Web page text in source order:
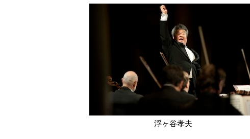
浮ヶ谷孝夫